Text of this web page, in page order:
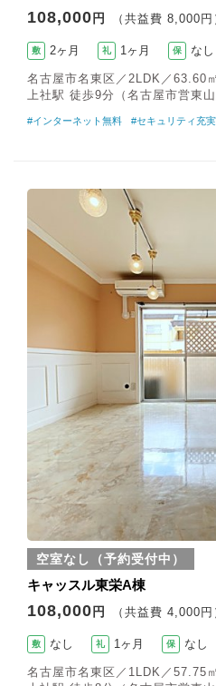
108,000 円 （共益費 8,000円
敷 2ヶ月 礼 1ヶ月 保 なし
名古屋市名東区／2LDK／63.60
上社駅 徒歩9分（名古屋市営東山
#インターネット無料 #セキュリティ充実
空室なし（予約受付中）
キャッスル東栄A棟
108,000 円 （共益費 4,000円
敷 なし 礼 1ヶ月 保 なし
名古屋市名東区／1LDK／57.75